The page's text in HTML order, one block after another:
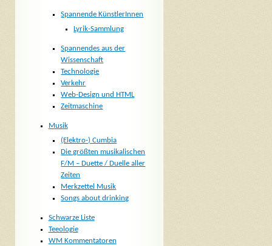
Spannende KünstlerInnen
Lyrik-Sammlung
Spannendes aus der
Wissenschaft
Technologie
Verkehr
Web-Design und HTML
Zeitmaschine
Musik
(Elektro-) Cumbia
Die größten musikalischen
F/M – Duette / Duelle aller
Zeiten
Merkzettel Musik
Songs about drinking
Schwarze Liste
Teeologie
WM Kommentatoren